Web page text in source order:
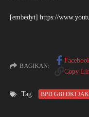
[embedyt] https://
BAGIKAN:
Copy
Tag: BPD GBI DKI